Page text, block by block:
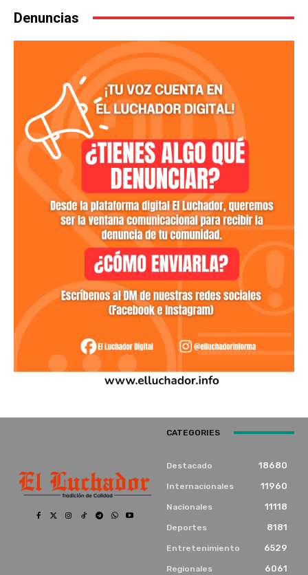
Denuncias
CATEGORIES
Destacado 18680
Internacionales 11960
Nacionales 11118
Deportes 8181
Entretenimiento 6529
Regionales 6061